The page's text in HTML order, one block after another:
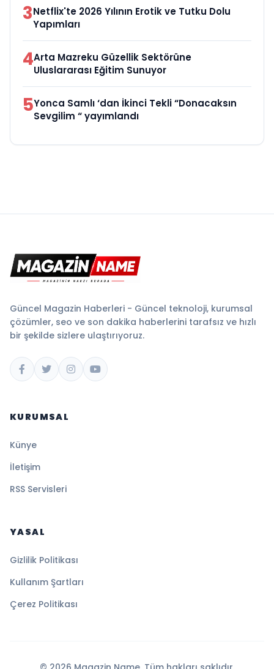
3Netflix'te 2026 Yılının Erotik ve Tutku Dolu
Yapımları
4Arta Mazreku Güzellik Sektörüne
Uluslararası Eğitim Sunuyor
5Yonca Samlı ‘dan İkinci Tekli “Donacaksın
Sevgilim “ yayımlandı
Güncel Magazin Haberleri - Güncel teknoloji, kurumsal
çözümler, seo ve son dakika haberlerini tarafsız ve hızlı
bir şekilde sizlere ulaştırıyoruz.
KURUMSAL
Künye
İletişim
RSS Servisleri
YASAL
Gizlilik Politikası
Kullanım Şartları
Çerez Politikası